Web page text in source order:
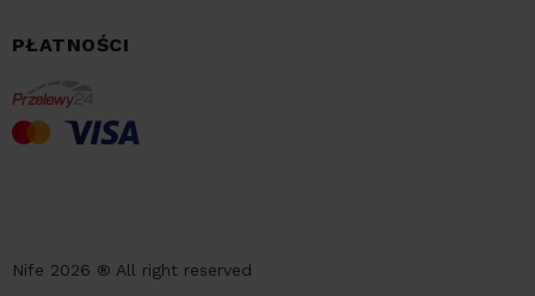
PŁATNOŚCI
Nife 2026 ® All right reserved